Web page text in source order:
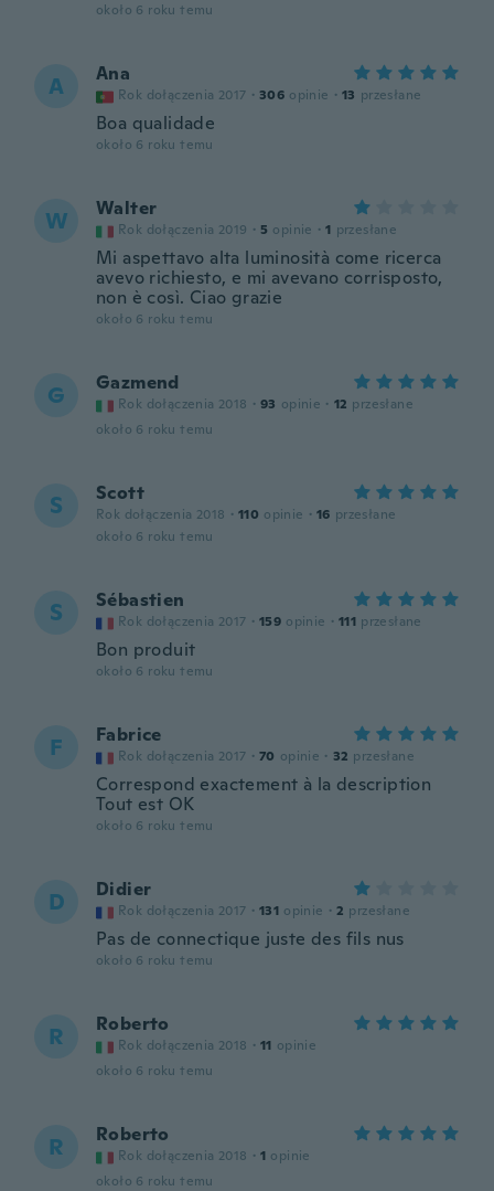
około 6 roku temu
A Ana
Rok dołączenia 2017 · 306 opinie · 13 przesłane
Boa qualidade
około 6 roku temu
W Walter
Rok dołączenia 2019 · 5 opinie · 1 przesłane
Mi aspettavo alta luminosità come ricerca
avevo richiesto, e mi avevano corrisposto,
non è così. Ciao grazie
około 6 roku temu
G Gazmend
Rok dołączenia 2018 · 93 opinie · 12 przesłane
około 6 roku temu
S Scott
Rok dołączenia 2018 · 110 opinie · 16 przesłane
około 6 roku temu
S Sébastien
Rok dołączenia 2017 · 159 opinie · 111 przesłane
Bon produit
około 6 roku temu
F Fabrice
Rok dołączenia 2017 · 70 opinie · 32 przesłane
Correspond exactement à la description
Tout est OK
około 6 roku temu
D Didier
Rok dołączenia 2017 · 131 opinie · 2 przesłane
Pas de connectique juste des fils nus
około 6 roku temu
R Roberto
Rok dołączenia 2018 · 11 opinie
około 6 roku temu
R Roberto
Rok dołączenia 2018 · 1 opinie
około 6 roku temu